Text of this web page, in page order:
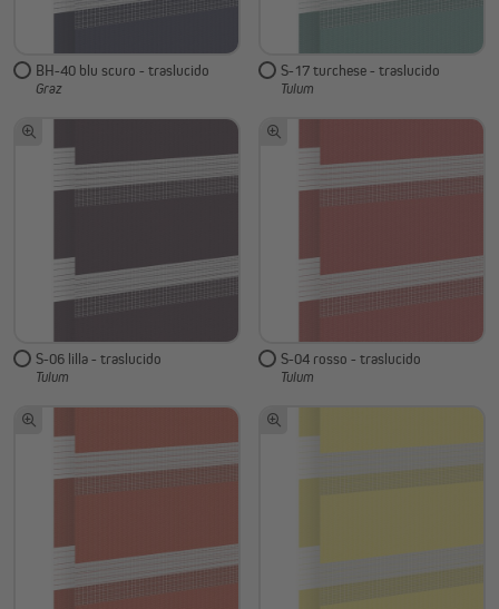
BH-40 blu scuro - traslucido
Graz
S-17 turchese - traslucido
Tulum
S-06 lilla - traslucido
Tulum
S-04 rosso - traslucido
Tulum